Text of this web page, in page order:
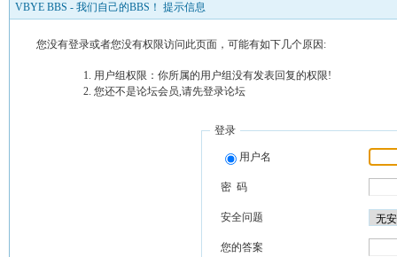
VBYE BBS - 我们自己的BBS！ 提示信息
您没有登录或者您没有权限访问此页面，可能有如下几个原因:
用户组权限：你所属的用户组没有发表回复的权限!
您还不是论坛会员,请先登录论坛
登录
用户名
密 码
安全问题
您的答案